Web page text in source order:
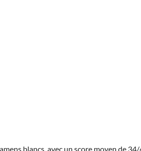
blancs, avec un score moyen de